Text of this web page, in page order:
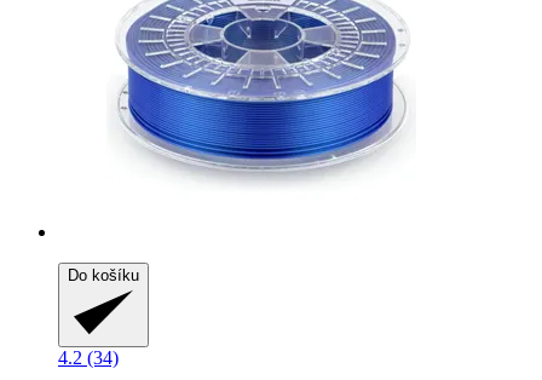
Do košíku
4.2 (34)